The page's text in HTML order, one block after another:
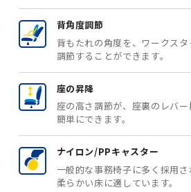
背角度調節
背もたれの角度を、ワークスタ
調節することができます。
座の昇降
座の高さ調節が、座裏のレバー
簡単にできます。
ナイロン/PPキャスター
一般的な事務椅子に多く採用
柔らかい床に適しています。